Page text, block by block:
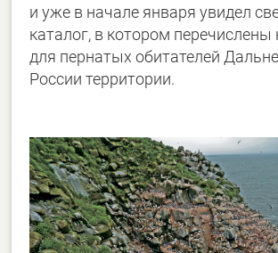
и уже в начале января увидел
каталог, в котором
для пернатых обитателей
России территории.